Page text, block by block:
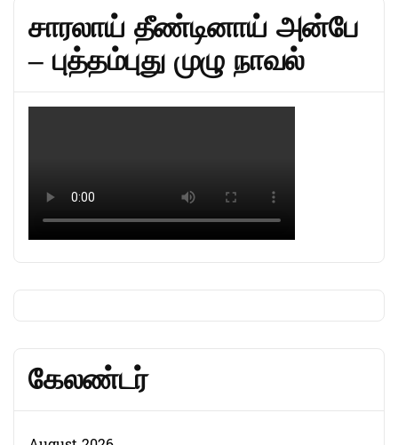
சாரலாய் தீண்டினாய் அன்பே
– புத்தம்புது முழு நாவல்
கேலண்டர்